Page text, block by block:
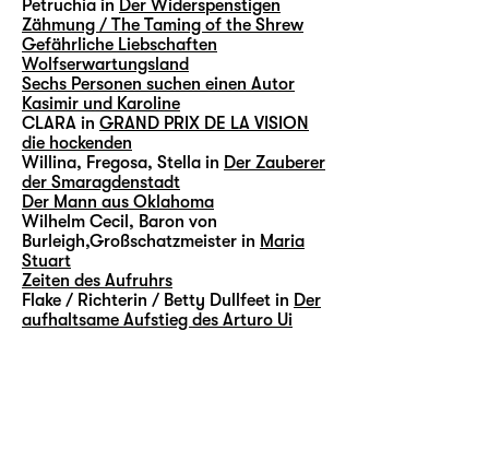
Petruchia in Der Widerspenstigen
Zähmung / The Taming of the Shrew
Gefährliche Liebschaften
Wolfserwartungsland
Sechs Personen suchen einen Autor
Kasimir und Karoline
CLARA in GRAND PRIX DE LA VISION
die hockenden
Willina, Fregosa, Stella in Der Zauberer
der Smaragdenstadt
Der Mann aus Oklahoma
Wilhelm Cecil, Baron von
Burleigh,Großschatzmeister in Maria
Stuart
Zeiten des Aufruhrs
Flake / Richterin / Betty Dullfeet in Der
aufhaltsame Aufstieg des Arturo Ui